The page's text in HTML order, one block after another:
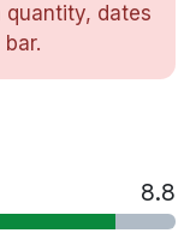
quantity, dates
8.8